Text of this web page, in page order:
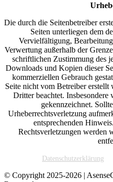
Die durch die Seitenbetreiber
Seiten unterliegen dem
Vervielfältigung,
Verwertung außerhalb der
schriftlichen Zustimmung des
Downloads und Kopien dieser
kommerziellen Gebrauch
Seite nicht vom Betreiber
Dritter beachtet.
gekennzeichnet.
Urheberrechtsverletzung
entsprechenden
Rechtsverletzungen werden
Datenschutzerklärung
© Copyright 2025-2026 |